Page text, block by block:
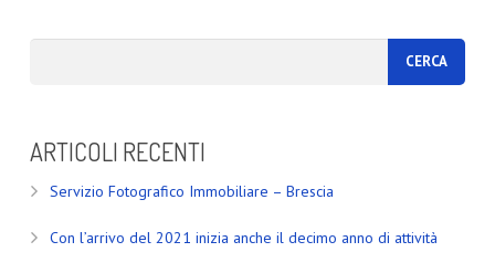
ARTICOLI RECENTI
Servizio Fotografico Immobiliare – Brescia
Con l’arrivo del 2021 inizia anche il decimo anno di attività